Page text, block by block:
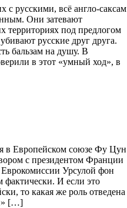
с русскими, всё англо-саксам
Они затевают
территориях под предлогом
русские друг друга.
бальзам на душу. В
в этот «умный ход», в
в Европейском союзе Фу Цун
с президентом Франции
Урсулой фон
И если это
то какая же роль отведена
[…]